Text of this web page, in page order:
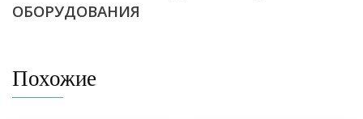
ОБОРУДОВАНИЯ
Похожие